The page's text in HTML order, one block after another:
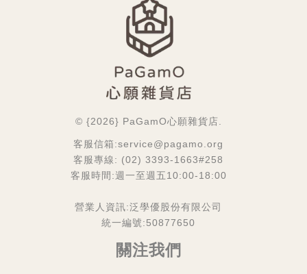
© {2026} PaGamO心願雜貨店.
客服信箱:service@pagamo.org
客服專線: (02) 3393-1663#258
客服時間:週一至週五10:00-18:00
營業人資訊:泛學優股份有限公司
統一編號:50877650
關注我們